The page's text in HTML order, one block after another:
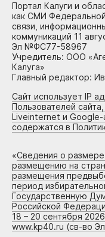
Портал Калуги и
как СМИ
связи,
коммуникаций 11
Эл №ФС77-58967
Учредитель: ООО
Калуга»
Главный редактор:
Сайт использует IP
Пользователей
Liveinternet и Google-
содержатся в
«Сведения о размере
размещению на
размещения
период
Государственную
Российской
18 – 20 сентября
www.kp40.ru (св-во